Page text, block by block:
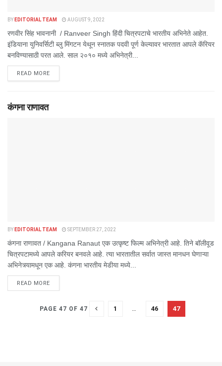
BY EDITORIAL TEAM AUGUST 9, 2022
रणवीर सिंह भावनानी / Ranveer Singh हिंदी चित्रपटाचे भारतीय अभिनेते आहेत.
इंडियाना युनिवर्सिटी ब्लु मिंगटन येथून स्नातक पदवी पूर्ण केल्यावर भारतात आपले कॅरियर
बनविण्यासाठी परत आले. साल २०१० मध्ये अभिनेत्री...
READ MOREDETAILS
कंगना राणावत
BY EDITORIAL TEAM SEPTEMBER 27, 2022
कंगना राणावत / Kangana Ranaut एक उत्कृष्ट फिल्म अभिनेत्री आहे. तिने बॉलीवूड
चित्रपटामध्ये आपले करियर बनवले आहे. त्या भारतातील सर्वात जास्त मानधन घेणाऱ्या
अभिनेत्र्यामधून एक आहे. कंगना भारतीय मेडीया मध्ये...
READ MOREDETAILS
PAGE 47 OF 47 1 … 46 47